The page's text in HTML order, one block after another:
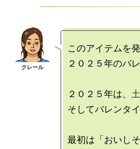
このアイテムを
２０２５年のバ
２０２５年は、
そしてバレンタ
最初は「おいし